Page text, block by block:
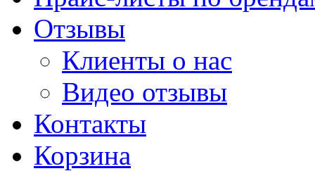
Отзывы
Клиенты о нас
Видео отзывы
Контакты
Корзина